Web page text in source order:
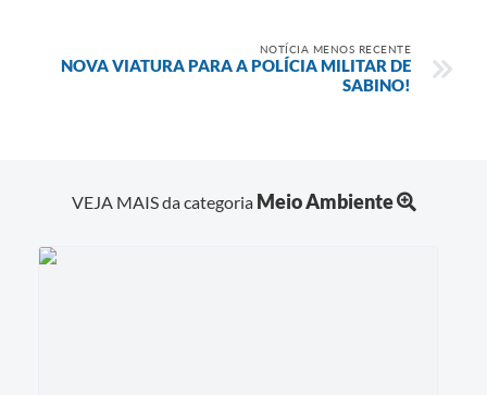
NOTÍCIA MENOS RECENTE
NOVA VIATURA PARA A POLÍCIA MILITAR DE
SABINO!
VEJA MAIS da categoria Meio Ambiente